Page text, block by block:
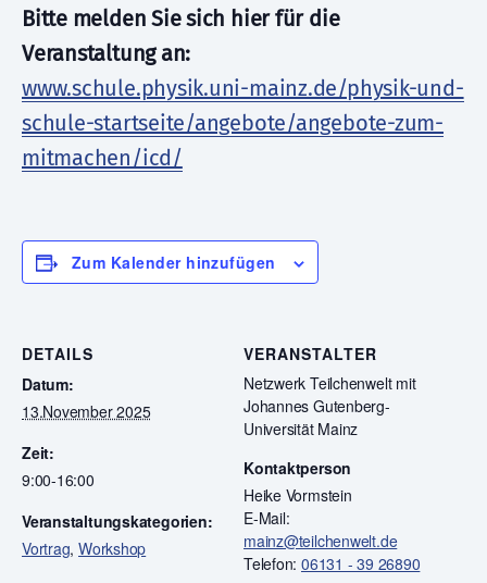
Bitte melden Sie sich hier für die
Veranstaltung an:
www.schule.physik.uni-mainz.de/physik-und-
schule-startseite/angebote/angebote-zum-
mitmachen/icd/
Zum Kalender hinzufügen
DETAILS
Datum:
13.November 2025
Zeit:
9:00-16:00
Veranstaltungskategorien:
Vortrag, Workshop
VERANSTALTER
Netzwerk Teilchenwelt mit
Johannes Gutenberg-
Universität Mainz
Kontaktperson
Heike Vormstein
E-Mail:
mainz@teilchenwelt.de
Telefon: 06131 - 39 26890